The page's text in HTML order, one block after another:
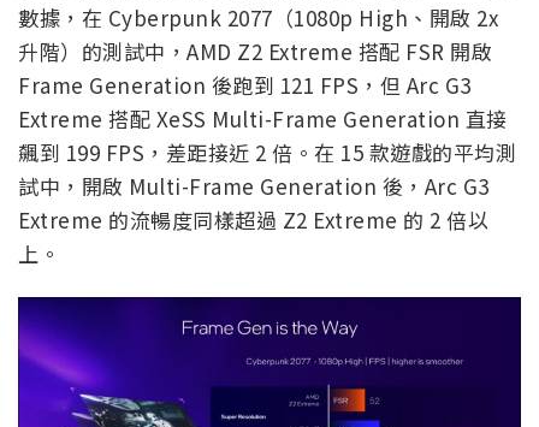
數據，在 Cyberpunk 2077（1080p High、開啟 2x
升階）的測試中，AMD Z2 Extreme 搭配 FSR 開啟
Frame Generation 後跑到 121 FPS，但 Arc G3
Extreme 搭配 XeSS Multi-Frame Generation 直接
飆到 199 FPS，差距接近 2 倍。在 15 款遊戲的平均測
試中，開啟 Multi-Frame Generation 後，Arc G3
Extreme 的流暢度同樣超過 Z2 Extreme 的 2 倍以
上。